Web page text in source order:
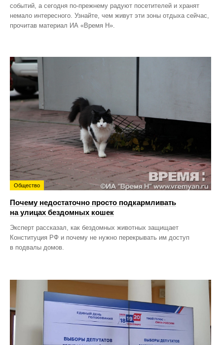
событий, а сегодня по‑прежнему радуют посетителей и хранят
немало интересного. Узнайте, чем живут эти зоны отдыха сейчас,
прочитав материал ИА «Время Н».
Общество
Почему недостаточно просто подкармливать
на улицах бездомных кошек
Эксперт рассказал, как бездомных животных защищает
Конституция РФ и почему не нужно перекрывать им доступ
в подвалы домов.